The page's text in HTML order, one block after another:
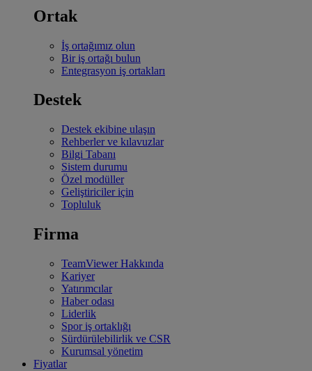
Ortak
İş ortağımız olun
Bir iş ortağı bulun
Entegrasyon iş ortakları
Destek
Destek ekibine ulaşın
Rehberler ve kılavuzlar
Bilgi Tabanı
Sistem durumu
Özel modüller
Geliştiriciler için
Topluluk
Firma
TeamViewer Hakkında
Kariyer
Yatırımcılar
Haber odası
Liderlik
Spor iş ortaklığı
Sürdürülebilirlik ve CSR
Kurumsal yönetim
Fiyatlar